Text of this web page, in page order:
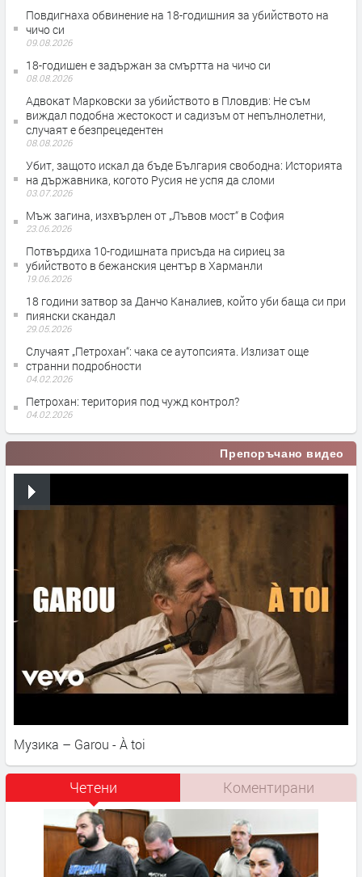
Повдигнаха обвинение на 18-годишния за убийството на
чичо си
09.08.2026
18-годишен е задържан за смъртта на чичо си
08.08.2026
Адвокат Марковски за убийството в Пловдив: Не съм
виждал подобна жестокост и садизъм от непълнолетни,
случаят е безпрецедентен
08.08.2026
Убит, защото искал да бъде България свободна: Историята
на държавника, когото Русия не успя да сломи
03.07.2026
Мъж загина, изхвърлен от „Лъвов мост“ в София
23.06.2026
Потвърдиха 10-годишната присъда на сириец за
убийството в бежанския център в Харманли
19.06.2026
18 години затвор за Данчо Каналиев, който уби баща си при
пиянски скандал
29.05.2026
Случаят „Петрохан“: чака се аутопсията. Излизат още
странни подробности
04.02.2026
Петрохан: територия под чужд контрол?
04.02.2026
Препоръчано видео
Музика – Garou - À toi
Четени Коментирани